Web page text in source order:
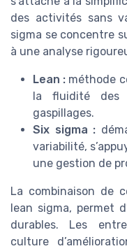
des activités sans
sigma se concentre
à une analyse
Lean : méthode
la fluidité des
gaspillages.
Six sigma :
variabilité,
une gestion de
La combinaison de
lean sigma, permet
durables. Les
culture